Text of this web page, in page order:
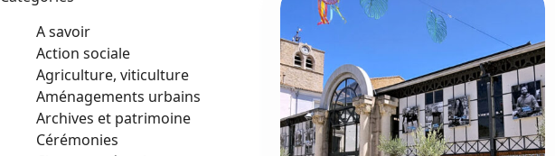
A savoir
Action sociale
Agriculture, viticulture
Aménagements urbains
Archives et patrimoine
Cérémonies